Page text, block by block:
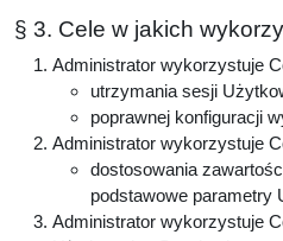
§ 3. Cele w jakich
Administrator wykorzystuje
utrzymania sesji
poprawnej konfiguracji
Administrator wykorzystuje
dostosowania
podstawowe parametry
Administrator wykorzystuje